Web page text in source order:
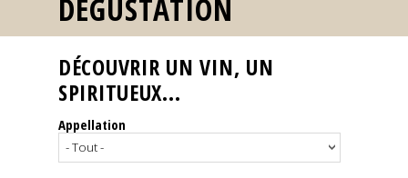
Reportages
Nos
Spiritueux
DÉGUSTATION
DÉCOUVRIR UN VIN, UN
SPIRITUEUX...
Appellation